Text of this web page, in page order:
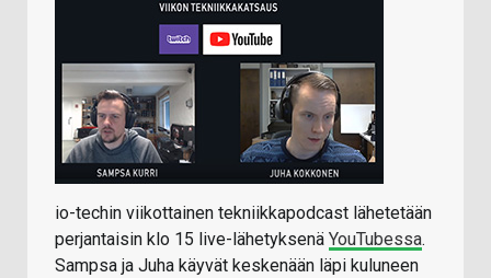
io-techin viikottainen tekniikkapodcast lähetetään
perjantaisin klo 15 live-lähetyksenä YouTubessa.
Sampsa ja Juha käyvät keskenään läpi kuluneen